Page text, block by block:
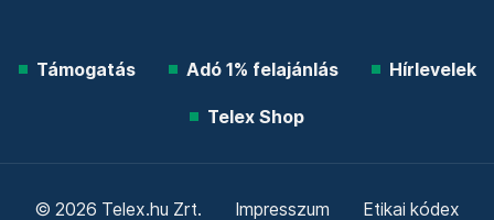
Támogatás Adó 1% felajánlás Hírlevelek
Telex Shop
© 2026 Telex.hu Zrt. Impresszum Etikai kódex